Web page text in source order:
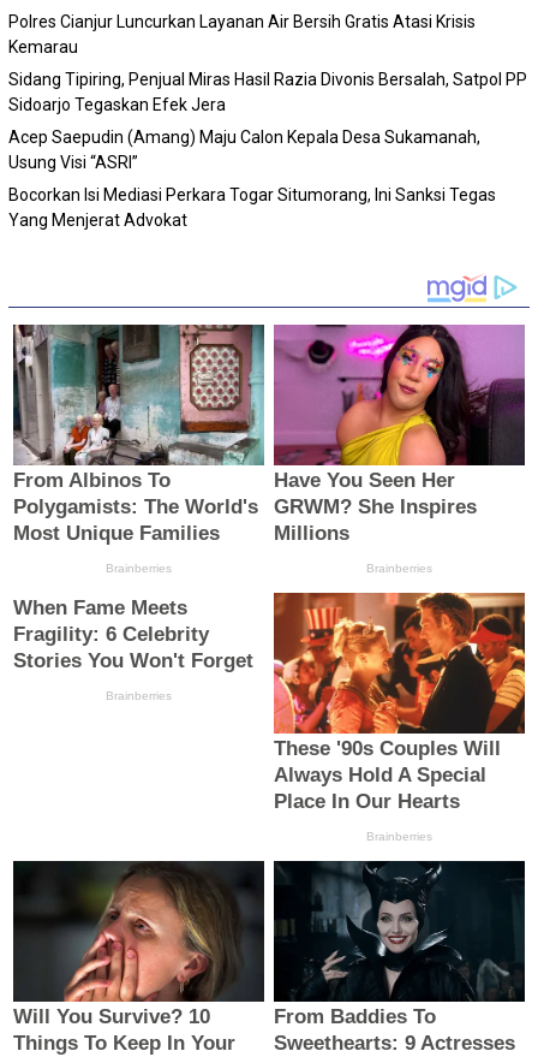
Polres Cianjur Luncurkan Layanan Air Bersih Gratis Atasi Krisis
Kemarau
Sidang Tipiring, Penjual Miras Hasil Razia Divonis Bersalah, Satpol PP
Sidoarjo Tegaskan Efek Jera
Acep Saepudin (Amang) Maju Calon Kepala Desa Sukamanah,
Usung Visi “ASRI”
Bocorkan Isi Mediasi Perkara Togar Situmorang, Ini Sanksi Tegas
Yang Menjerat Advokat